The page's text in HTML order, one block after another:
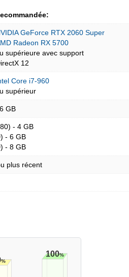
GeForce RTX 2060 Super
Radeon RX 5700
supérieure avec support
12
Core i7-960
supérieur
GB
- 4 GB
- 6 GB
- 8 GB
plus récent
%
100%